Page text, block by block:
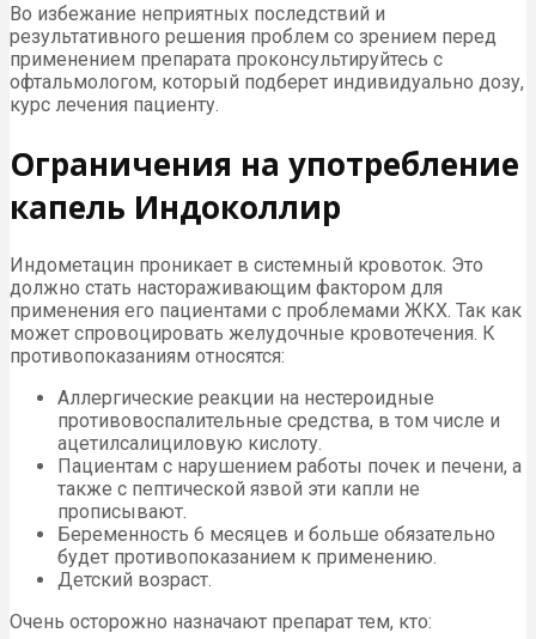
Во избежание неприятных последствий и
результативного решения проблем со зрением перед
применением препарата проконсультируйтесь с
офтальмологом, который подберет индивидуально дозу,
курс лечения пациенту.
Ограничения на употребление
капель Индоколлир
Индометацин проникает в системный кровоток. Это
должно стать настораживающим фактором для
применения его пациентами с проблемами ЖКХ. Так как
может спровоцировать желудочные кровотечения. К
противопоказаниям относятся:
Аллергические реакции на нестероидные
противовоспалительные средства, в том числе и
ацетилсалициловую кислоту.
Пациентам с нарушением работы почек и печени, а
также с пептической язвой эти капли не
прописывают.
Беременность 6 месяцев и больше обязательно
будет противопоказанием к применению.
Детский возраст.
Очень осторожно назначают препарат тем, кто: